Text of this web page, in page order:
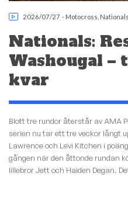
2026/07/27 - Motocross Nationals
Nationals:
Washougal –
kvar
Blott tre rundor återstår av AMA
serien nu tar ett tre veckor långt
Lawrence och Levi Kitchen i
gången när den åttonde rundan
lillebror Jett och Haiden Degan.